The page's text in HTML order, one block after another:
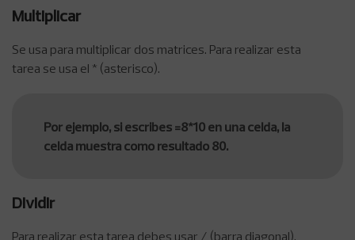
Multiplicar
Se usa para multiplicar dos matrices. Para realizar esta
tarea se usa el * (asterisco).
Por ejemplo, si escribes =8*10 en una celda, la
celda muestra como resultado 80.
Dividir
Para realizar esta tarea debes usar / (barra diagonal).